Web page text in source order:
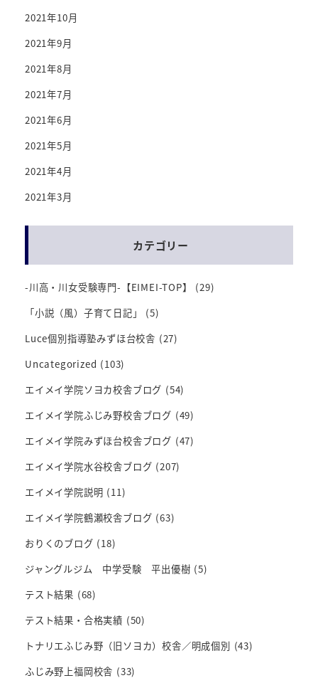
2021年10月
2021年9月
2021年8月
2021年7月
2021年6月
2021年5月
2021年4月
2021年3月
カテゴリー
-川高・川女受験専門-【EIMEI-TOP】
(29)
「小説（風）子育て日記」
(5)
Luce個別指導塾みずほ台校舎 (27)
Uncategorized (103)
エイメイ学院ソヨカ校舎ブログ (54)
エイメイ学院ふじみ野校舎ブログ (49)
エイメイ学院みずほ台校舎ブログ (47)
エイメイ学院水谷校舎ブログ (207)
エイメイ学院説明 (11)
エイメイ学院鶴瀬校舎ブログ (63)
おりくのブログ (18)
ジャングルジム 中学受験 平出優樹 (5)
テスト結果 (68)
テスト結果・合格実績 (50)
トナリエふじみ野（旧ソヨカ）校舎／明成個別 (43)
ふじみ野上福岡校舎 (33)